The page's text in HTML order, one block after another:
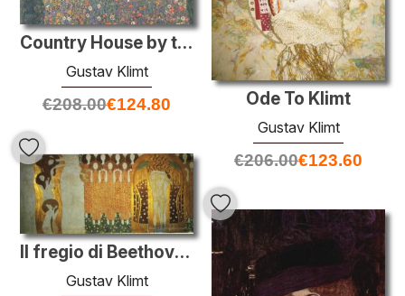
Country House by the Attersee
Gustav Klimt
€208.00€124.80 Ode To Klimt
Gustav Klimt
€206.00€123.60
Il fregio di Beethoven: La bramosia per la felicità trova il rip
Gustav Klimt